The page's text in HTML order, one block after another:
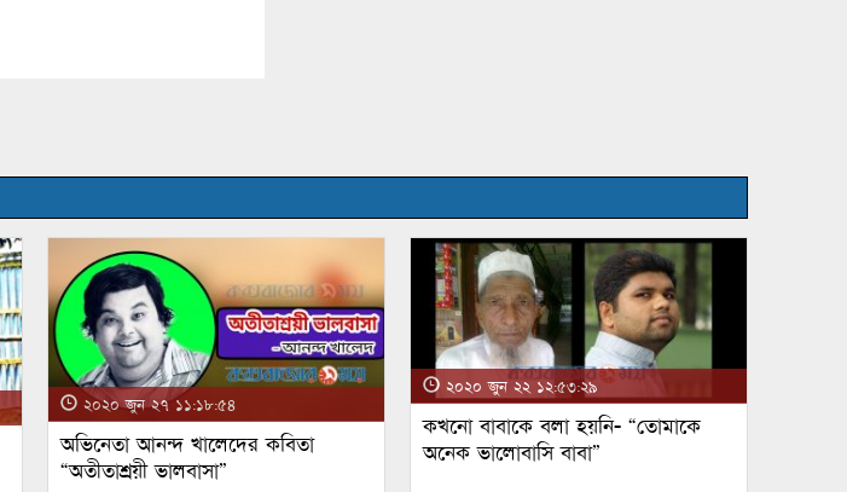
২০২০ জুন ২৭ ১১:১৮:৫৪
অভিনেতা আনন্দ খালেদের কবিতা
“অতীতাশ্রয়ী ভালবাসা”
২০২০ জুন ২২ ১২:৫৩:২৯
কখনো বাবাকে বলা হয়নি- “তোমাকে
অনেক ভালোবাসি বাবা”